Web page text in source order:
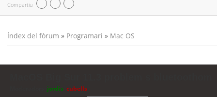
Compartiu
Índex del fòrum » Programari » Mac OS
jordis cubells